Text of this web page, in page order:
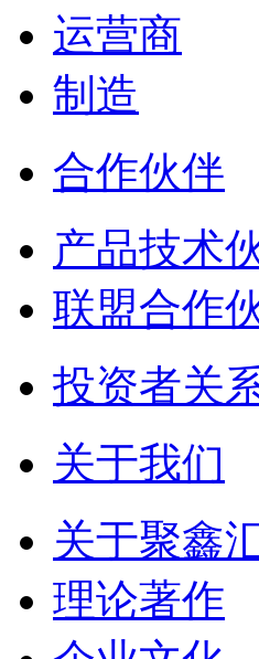
运营商
制造
合作伙伴
产品技术
联盟合作
投资者关
关于我们
关于聚鑫
理论著作